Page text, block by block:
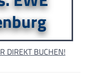
DIREKT BUCHEN!